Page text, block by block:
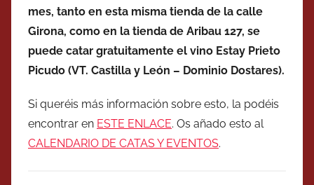
mes, tanto en esta misma tienda de la calle
Girona, como en la tienda de Aribau 127, se
puede catar gratuitamente el vino Estay Prieto
Picudo (VT. Castilla y León – Dominio Dostares).
Si queréis más información sobre esto, la podéis
encontrar en ESTE ENLACE. Os añado esto al
CALENDARIO DE CATAS Y EVENTOS.